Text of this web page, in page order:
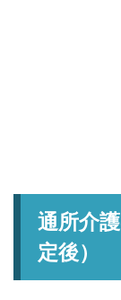
通所介
定後）